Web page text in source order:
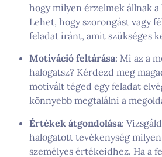
hogy milyen érzelmek állnak a
Lehet, hogy szorongást vagy
feladat iránt, amit szükséges
Motiváció feltárása: Mi az a
halogatsz? Kérdezd meg
motivált téged egy feladat
könnyebb megtalálni a
Értékek átgondolása:
halogatott tevékenység
személyes értékeidhez. Ha a